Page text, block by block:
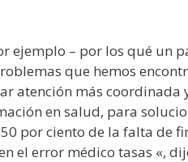
ejemplo – por los qué un
que hemos
atención más coordinada
en salud, para
por ciento de la falta de
el error médico tasas «,